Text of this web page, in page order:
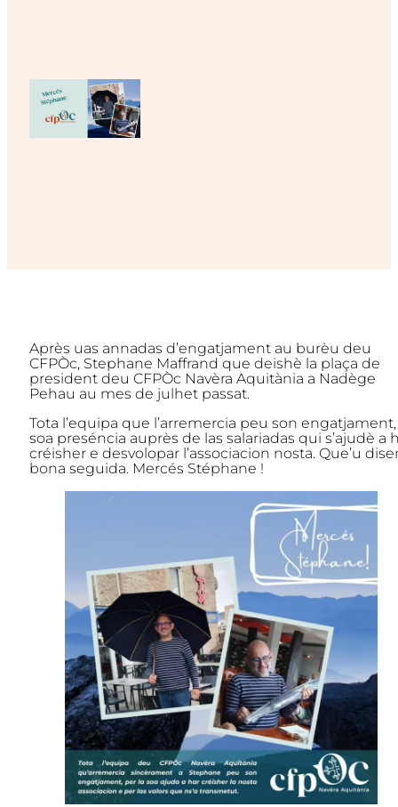
Après uas annadas d’engatjament au burèu deu
CFPÒc, Stephane Maffrand que deishè la plaça de
president deu CFPÒc Navèra Aquitània a Nadège
Pehau au mes de julhet passat.
Tota l’equipa que l’arremercia peu son
soa preséncia auprès de las salariadas qui s’ajudè a
créisher e desvolopar l’associacion nosta. Que’u
bona seguida. Mercés Stéphane !